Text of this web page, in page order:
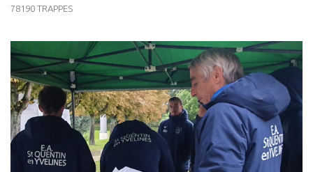
78190 TRAPPES